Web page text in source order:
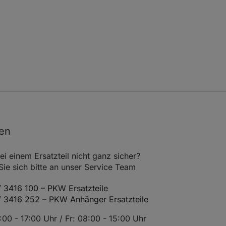
2771
Einbauort Vorderachse
benötigte Stückzahl 2
1896
Einbauort Vorderachse
Fgst.Nr. ab 8D-V-169696
Bj. ab 03.97
0588-
einem Ersatzteil nicht ganz sicher?
sich bitte an unser Service Team
3416 100 – PKW Ersatzteile
3416 252 – PKW Anhänger Ersatzteile
- 17:00 Uhr / Fr: 08:00 - 15:00 Uhr